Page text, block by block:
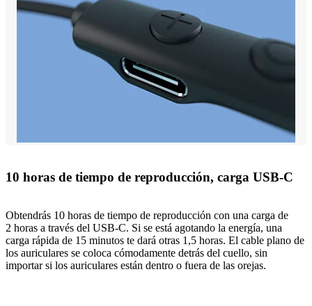
10 horas de tiempo de reproducción, carga USB-C
Obtendrás 10 horas de tiempo de reproducción con una carga de
2 horas a través del USB-C. Si se está agotando la energía, una
carga rápida de 15 minutos te dará otras 1,5 horas. El cable plano de
los auriculares se coloca cómodamente detrás del cuello, sin
importar si los auriculares están dentro o fuera de las orejas.